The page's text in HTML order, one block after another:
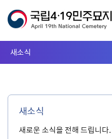
새소식
새소식
새로운 소식을 전해 드립니다.